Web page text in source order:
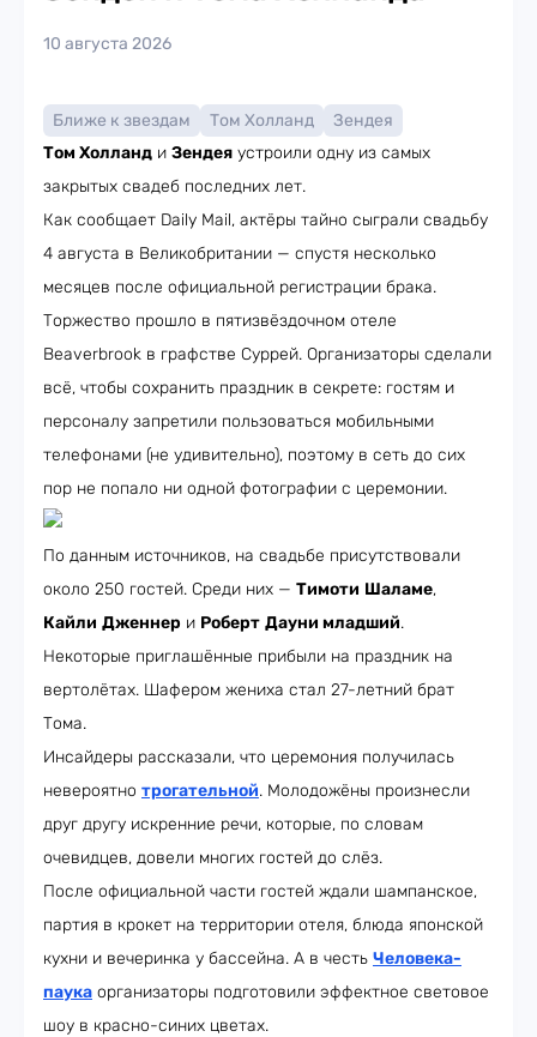
10 августа 2026
Ближе к звездам Том Холланд
Зендея
Том Холланд и Зендея устроили одну из самых
закрытых свадеб последних лет.
Как сообщает Daily Mail, актёры тайно сыграли свадьбу
4 августа в Великобритании — спустя несколько
месяцев после официальной регистрации брака.
Торжество прошло в пятизвёздочном отеле
Beaverbrook в графстве Суррей. Организаторы сделали
всё, чтобы сохранить праздник в секрете: гостям и
персоналу запретили пользоваться мобильными
телефонами (не удивительно), поэтому в сеть до сих
пор не попало ни одной фотографии с церемонии.
По данным источников, на свадьбе присутствовали
около 250 гостей. Среди них — Тимоти Шаламе,
Кайли Дженнер и Роберт Дауни младший.
Некоторые приглашённые прибыли на праздник на
вертолётах. Шафером жениха стал 27-летний брат
Тома.
Инсайдеры рассказали, что церемония получилась
невероятно трогательной. Молодожёны произнесли
друг другу искренние речи, которые, по словам
очевидцев, довели многих гостей до слёз.
После официальной части гостей ждали шампанское,
партия в крокет на территории отеля, блюда японской
кухни и вечеринка у бассейна. А в честь Человека-
паука организаторы подготовили эффектное световое
шоу в красно-синих цветах.